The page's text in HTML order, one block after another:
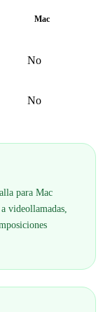
Mac
No
No
para Mac
videollamadas,